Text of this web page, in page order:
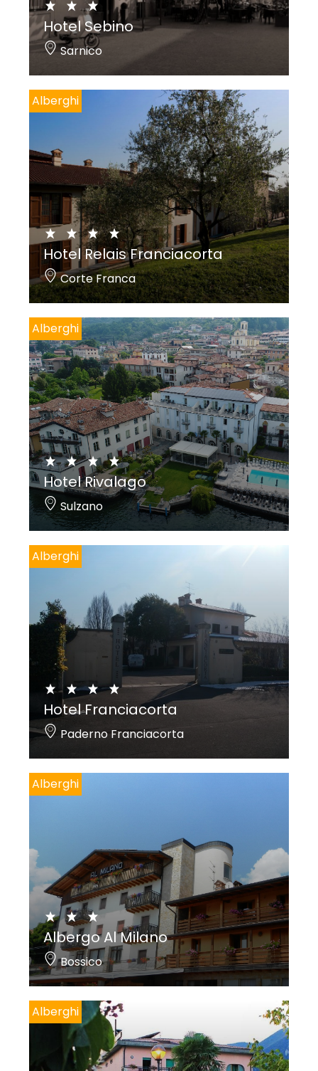
Hotel Sebino
Sarnico
Alberghi
Hotel Relais Franciacorta
Corte Franca
Alberghi
Hotel Rivalago
Sulzano
Alberghi
Hotel Franciacorta
Paderno Franciacorta
Alberghi
Albergo Al Milano
Bossico
Alberghi